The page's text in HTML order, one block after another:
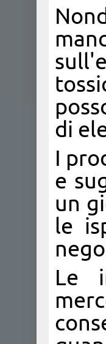
di
I
e
un
le
Le